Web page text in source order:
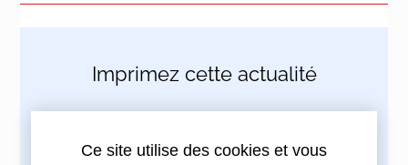
Imprimez cette actualité
Ce site utilise des cookies et vous